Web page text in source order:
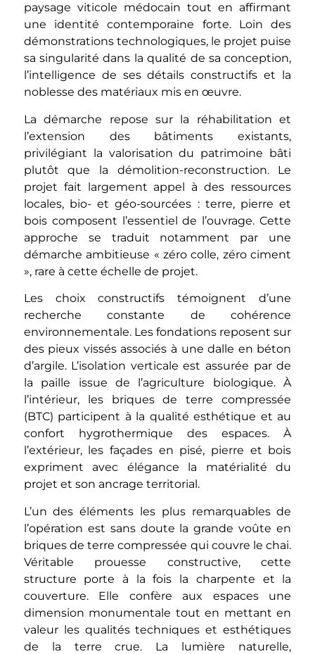
paysage viticole médocain tout en affirmant
une identité contemporaine forte. Loin des
démonstrations technologiques, le projet puise
sa singularité dans la qualité de sa conception,
l’intelligence de ses détails constructifs et la
noblesse des matériaux mis en œuvre.
La démarche repose sur la réhabilitation et
l’extension des bâtiments existants,
privilégiant la valorisation du patrimoine bâti
plutôt que la démolition-reconstruction. Le
projet fait largement appel à des ressources
locales, bio- et géo-sourcées : terre, pierre et
bois composent l’essentiel de l’ouvrage. Cette
approche se traduit notamment par une
démarche ambitieuse « zéro colle, zéro ciment
», rare à cette échelle de projet.
Les choix constructifs témoignent d’une
recherche constante de cohérence
environnementale. Les fondations reposent sur
des pieux vissés associés à une dalle en béton
d’argile. L’isolation verticale est assurée par de
la paille issue de l’agriculture biologique. À
l’intérieur, les briques de terre compressée
(BTC) participent à la qualité esthétique et au
confort hygrothermique des espaces. À
l’extérieur, les façades en pisé, pierre et bois
expriment avec élégance la matérialité du
projet et son ancrage territorial.
L’un des éléments les plus remarquables de
l’opération est sans doute la grande voûte en
briques de terre compressée qui couvre le chai.
Véritable prouesse constructive, cette
structure porte à la fois la charpente et la
couverture. Elle confère aux espaces une
dimension monumentale tout en mettant en
valeur les qualités techniques et esthétiques
de la terre crue. La lumière naturelle,